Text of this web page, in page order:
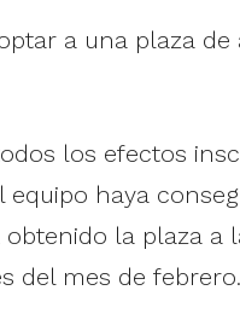
a una plaza
los efectos
haya
la plaza
del mes de febrero.